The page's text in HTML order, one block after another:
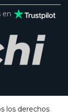
en
los derechos